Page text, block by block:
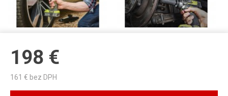
198 €
161 € bez DPH